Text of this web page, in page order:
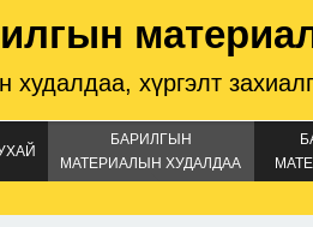
худалдаа, хүргэлт
БАРИЛГЫН
МАТЕРИАЛЫН ХУДАЛДАА